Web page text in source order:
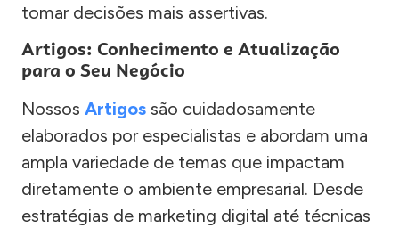
tomar decisões mais assertivas.
Artigos: Conhecimento e Atualização
para o Seu Negócio
Nossos Artigos são cuidadosamente
elaborados por especialistas e abordam uma
ampla variedade de temas que impactam
diretamente o ambiente empresarial. Desde
estratégias de marketing digital até técnicas